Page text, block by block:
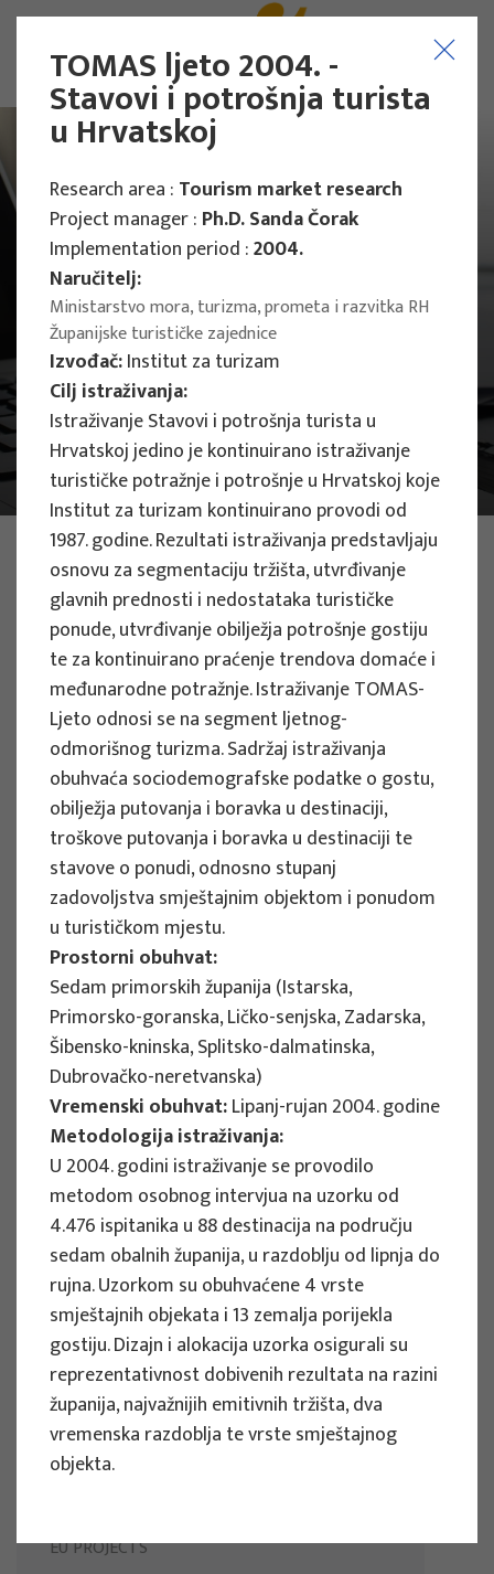
Main Projects
PHOTO:ILUSTRATIVNA FOTOGRAFIJA
Projects
EU PROJECTS
People Powered Tourism -
empowerment of local communities
through co-designing experience
based transformative travel to
enhance visitor economy
Project manager
Renata Tomljenović
Implementation period : 2025. - 2028.
More
EU PROJECTS
REWARD - Retaining and attracting
knowledge workers and skills for
regional development
Project manager
Renata Tomljenović
Implementation period : 2024. - 2027.
More
EU PROJECTS
TOMAS ljeto 2004. -
Stavovi i potrošnja turista
u Hrvatskoj
Research area : Tourism market research
Project manager : Ph.D. Sanda Čorak
Implementation period :2004.
Naručitelj:
Ministarstvo mora, turizma, prometa i razvitka RH
Županijske turističke zajednice
Izvođač:Institut za turizam
Cilj istraživanja:
Istraživanje Stavovi i potrošnja turista u
Hrvatskoj jedino je kontinuirano istraživanje
turističke potražnje i potrošnje u Hrvatskoj koje
Institut za turizam kontinuirano provodi od
1987. godine. Rezultati istraživanja predstavljaju
osnovu za segmentaciju tržišta, utvrđivanje
glavnih prednosti i nedostataka turističke
ponude, utvrđivanje obilježja potrošnje gostiju
te za kontinuirano praćenje trendova domaće i
međunarodne potražnje. Istraživanje TOMAS-
Ljeto odnosi se na segment ljetnog-
odmorišnog turizma. Sadržaj istraživanja
obuhvaća sociodemografske podatke o gostu,
obilježja putovanja i boravka u destinaciji,
troškove putovanja i boravka u destinaciji te
stavove o ponudi, odnosno stupanj
zadovoljstva smještajnim objektom i ponudom
u turističkom mjestu.
Prostorni obuhvat:
Sedam primorskih županija (Istarska,
Primorsko-goranska, Ličko-senjska, Zadarska,
Šibensko-kninska, Splitsko-dalmatinska,
Dubrovačko-neretvanska)
Vremenski obuhvat:Lipanj-rujan 2004. godine
Metodologija istraživanja:
U 2004. godini istraživanje se provodilo
metodom osobnog intervjua na uzorku od
4.476 ispitanika u 88 destinacija na području
sedam obalnih županija, u razdoblju od lipnja do
rujna. Uzorkom su obuhvaćene 4 vrste
smještajnih objekata i 13 zemalja porijekla
gostiju. Dizajn i alokacija uzorka osigurali su
reprezentativnost dobivenih rezultata na razini
županija, najvažnijih emitivnih tržišta, dva
vremenska razdoblja te vrste smještajnog
objekta.